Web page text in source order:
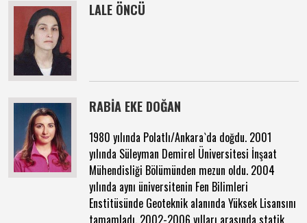
LALE ÖNCÜ
RABİA EKE DOĞAN
1980 yılında Polatlı/Ankara`da doğdu. 2001
yılında Süleyman Demirel Üniversitesi İnşaat
Mühendisliği Bölümünden mezun oldu. 2004
yılında aynı üniversitenin Fen Bilimleri
Enstitüsünde Geoteknik alanında Yüksek Lisansını
tamamladı. 2002-2006 yılları arasında statik